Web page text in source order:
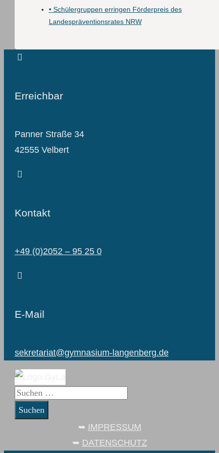
•Schülergruppen erringen Förderpreis des
Landespräventionsrates NRW
Erreichbar
Panner Straße 34
42555 Velbert
Kontakt
+49 (0)2052 – 95 25 0
E-Mail
sekretariat@gymnasium-langenberg.de
Suchen
nach:
➥ IMPRESSUM
➥ DATENSCHUTZ